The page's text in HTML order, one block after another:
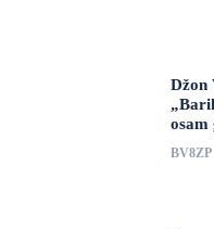
Džon
osam
BV8ZP